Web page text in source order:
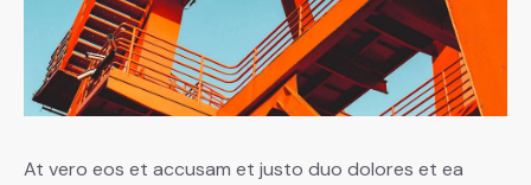
At vero eos et accusam et justo duo dolores et ea